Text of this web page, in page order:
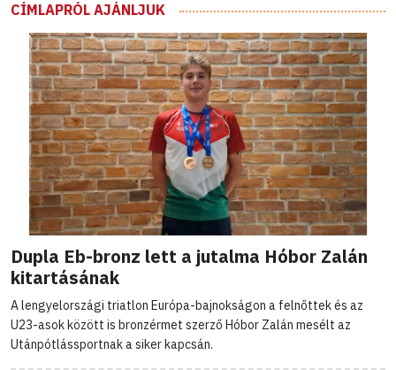
CÍMLAPRÓL AJÁNLJUK
Dupla Eb-bronz lett a jutalma Hóbor Zalán
kitartásának
A lengyelországi triatlon Európa-bajnokságon a felnőttek és az
U23-asok között is bronzérmet szerző Hóbor Zalán mesélt az
Utánpótlássportnak a siker kapcsán.